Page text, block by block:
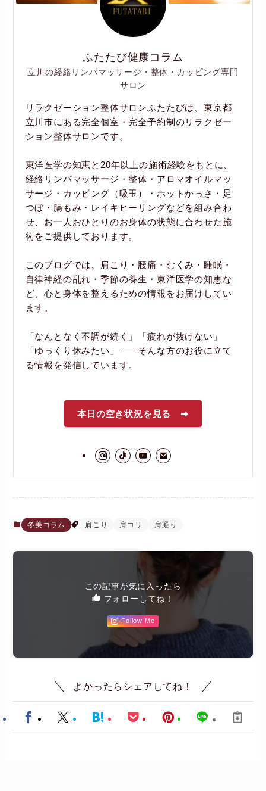
ふたたび健康コラム
立川の経絡リンパマッサージ・整体・カッピング専門
サロン
リラクゼーション整体サロンふたたびは、東京都
立川市にある完全個室・完全予約制のリラクゼー
ション整体サロンです。
東洋医学の知恵と20年以上の施術経験をもとに、
経絡リンパマッサージ・整体・アロマオイルマッ
サージ・カッピング（吸玉）・ホットかっさ・足
つぼ・腸もみ・レイキヒーリングなどを組み合わ
せ、お一人おひとりのお身体の状態に合わせた施
術をご提供しております。
このブログでは、肩こり・腰痛・むくみ・睡眠・
自律神経の乱れ・季節の養生・東洋医学の知恵な
ど、心と身体を整えるための情報をお届けしてい
ます。
「なんとなく不調が続く」「疲れが抜けない」
「ゆっくり休みたい」――そんな方のお役に立て
る情報を発信しています。
本日の空き状況を見る ➡
冬美コラム 肩こり 肩コリ 肩凝り
この記事が気に入ったら
フォローしてね！
Follow Me
よかったらシェアしてね！